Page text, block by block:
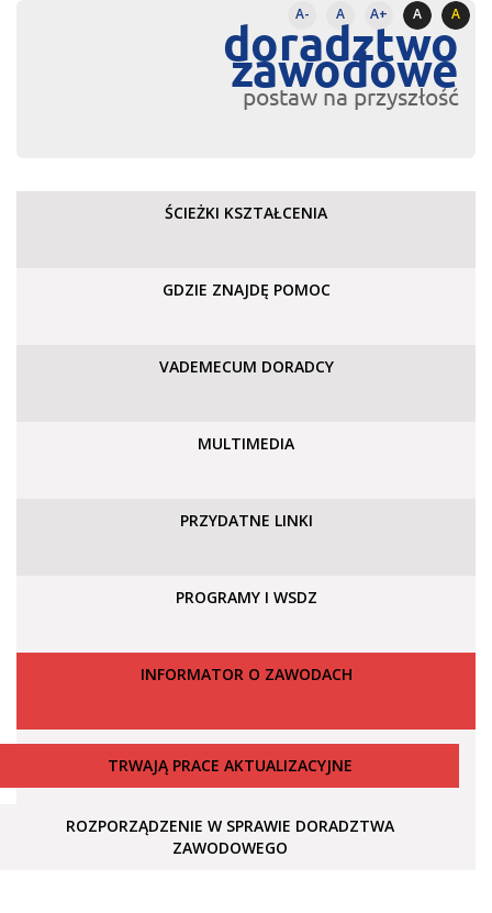
A- A A+ A A
doradztwo
zawodowe
postaw na przyszłość
ŚCIEŻKI KSZTAŁCENIA
GDZIE ZNAJDĘ POMOC
VADEMECUM DORADCY
MULTIMEDIA
PRZYDATNE LINKI
PROGRAMY I WSDZ
INFORMATOR O ZAWODACH
TRWAJĄ PRACE AKTUALIZACYJNE
ROZPORZĄDZENIE W SPRAWIE DORADZTWA
ZAWODOWEGO